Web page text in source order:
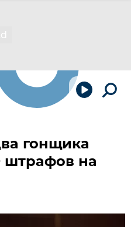
гонщика
штрафов на